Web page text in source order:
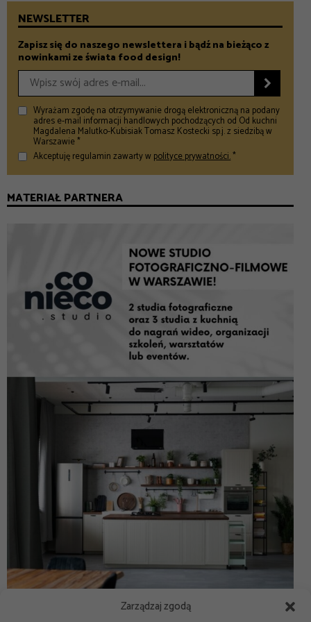
Zarządzaj zgodą
NEWSLETTER
Zapisz się do naszego newslettera i bądź na bieżąco z
nowinkami ze świata food design!

Wyrażam zgodę na otrzymywanie drogą elektroniczną na podany
adres e-mail informacji handlowych pochodzących od Od kuchni
Magdalena Malutko-Kubisiak Tomasz Kostecki sp.j. z siedzibą w
Warszawie *
Akceptuję regulamin zawarty wpolityce prywatności.*
MATERIAŁ PARTNERA